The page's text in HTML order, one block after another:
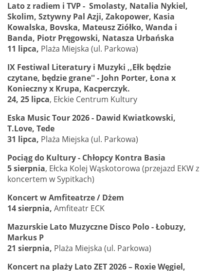
Lato z radiem i TVP - Smolasty, Natalia Nykiel,
Skolim, Sztywny Pal Azji, Zakopower, Kasia
Kowalska, Bovska, Mateusz Ziółko, Wanda i
Banda, Piotr Pręgowski, Natasza Urbańska
11 lipca, Plaża Miejska (ul. Parkowa)
IX Festiwal Literatury i Muzyki ,,Ełk będzie
czytane, będzie grane'' - John Porter, Łona x
Konieczny x Krupa, Kacperczyk.
24, 25 lipca, Ełckie Centrum Kultury
Eska Music Tour 2026 - Dawid Kwiatkowski,
T.Love, Tede
31 lipca, Plaża Miejska (ul. Parkowa)
Pociąg do Kultury - Chłopcy Kontra Basia
5 sierpnia, Ełcka Kolej Wąskotorowa (przejazd EKW z
koncertem w Sypitkach)
Koncert w Amfiteatrze / Dżem
14 sierpnia, Amfiteatr ECK
Mazurskie Lato Muzyczne Disco Polo - Łobuzy,
Markus P
21 sierpnia, Plaża Miejska (ul. Parkowa)
Koncert na plaży Lato ZET 2026 – Roxie Węgiel,